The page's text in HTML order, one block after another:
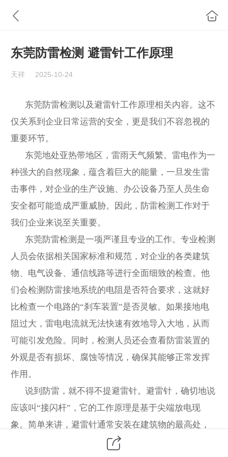
东莞防雷检测 避雷针工作原理
天祥 2025-10-24
东莞防雷检测以及避雷针工作原理相关内容。这不
仅关系到企业日常运营的安全，更是我们不容忽视的
重要环节。
东莞地处亚热带地区，雷雨天气频繁。雷电作为一
种强大的自然现象，蕴含着巨大的能量，一旦发生雷
击事件，对企业的生产设施、办公设备乃至人员生命
安全都可能造成严重威胁。因此，防雷检测工作对于
我们企业来说至关重要。
东莞防雷检测是一项严谨且专业的工作。专业检测
人员会依据相关国家标准和规范，对企业的各类建筑
物、电气设备、通信线路等进行全面细致的检查。他
们会检测防雷接地系统的电阻是否符合要求，这就好
比检查一个电路的“刹车装置”是否灵敏。如果接地电
阻过大，雷电电流就无法快速有效地导入大地，从而
可能引发危险。同时，检测人员还会查看防雷装置的
外观是否有损坏、腐蚀等情况，确保其能够正常发挥
作用。
说到防雷，就不得不提避雷针。避雷针，确切地说
应该叫“接闪杆”，它的工作原理是基于尖端放电现
象。简单来讲，避雷针通常安装在建筑物的最高处，
当雷云接近地面，在建筑物顶部感应出大量电荷时，